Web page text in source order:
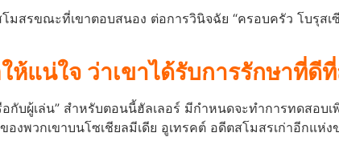
มสรขณะที่เขาตอบสนอง ต่อการวินิจฉัย “ครอบครัว โบรุส
ห้แน่ใจ ว่าเขาได้รับการรักษาที่ดี
บผู้เล่น” สําหรับตอนนี้ฮัลเลอร์ มีกําหนดจะทําการทดสอบ
พวกเขาบนโซเชียลมีเดีย อูเทรคต์ อดีตสโมสรเก่าอีกแห่ง